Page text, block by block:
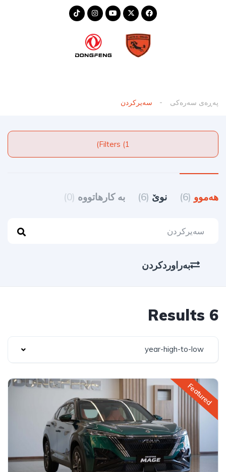
پەڕەی سەرەکی سەیرکردن
Filters (1)
هەموو (6) نوێ (6) به کارهاتووه (0)
بەراوردکردن
6 Results
year-high-to-low
Featured